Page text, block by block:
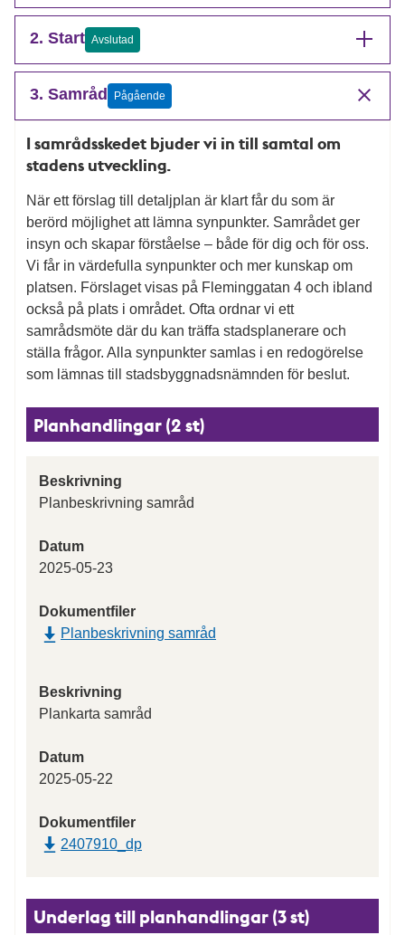
2. Start Avslutad
3. Samråd Pågående
I samrådsskedet bjuder vi in till samtal om
stadens utveckling.
När ett förslag till detaljplan är klart får du som är
berörd möjlighet att lämna synpunkter. Samrådet ger
insyn och skapar förståelse – både för dig och för oss.
Vi får in värdefulla synpunkter och mer kunskap om
platsen. Förslaget visas på Fleminggatan 4 och ibland
också på plats i området. Ofta ordnar vi ett
samrådsmöte där du kan träffa stadsplanerare och
ställa frågor. Alla synpunkter samlas i en redogörelse
som lämnas till stadsbyggnadsnämnden för beslut.
Planhandlingar (2 st)
Beskrivning
Planbeskrivning samråd
Datum
2025-05-23
Dokumentfiler
Planbeskrivning samråd
Beskrivning
Plankarta samråd
Datum
2025-05-22
Dokumentfiler
2407910_dp
Underlag till planhandlingar (3 st)